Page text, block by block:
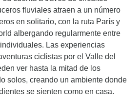
fluviales atraen a un número
en solitario, con la ruta París y
albergando regularmente entre
Las experiencias
ciclistas por el Valle del
ver hasta la mitad de los
solos, creando un ambiente donde
se sienten como en casa.